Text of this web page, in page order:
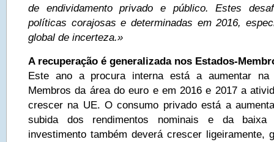
de endividamento privado e público. Estes
políticas corajosas e determinadas em 2016,
global de incerteza.»
A recuperação é generalizada nos Estados-
Este ano a procura interna está a aumentar na
Membros da área do euro e em 2016 e 2017 a
crescer na UE. O consumo privado está a
subida dos rendimentos nominais e da
investimento também deverá crescer ligeiramente,